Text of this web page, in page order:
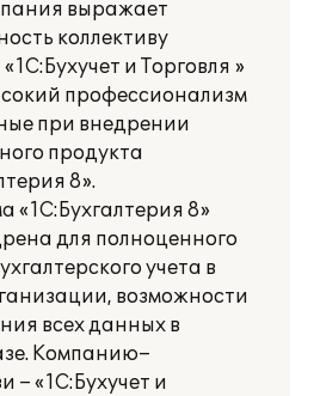
выражает
коллективу
и Торговля »
профессионализм
при внедрении
продукта
8».
«1С:Бухгалтерия 8»
для полноценного
учета в
возможности
всех данных в
Компанию–
– «1С:Бухучет и